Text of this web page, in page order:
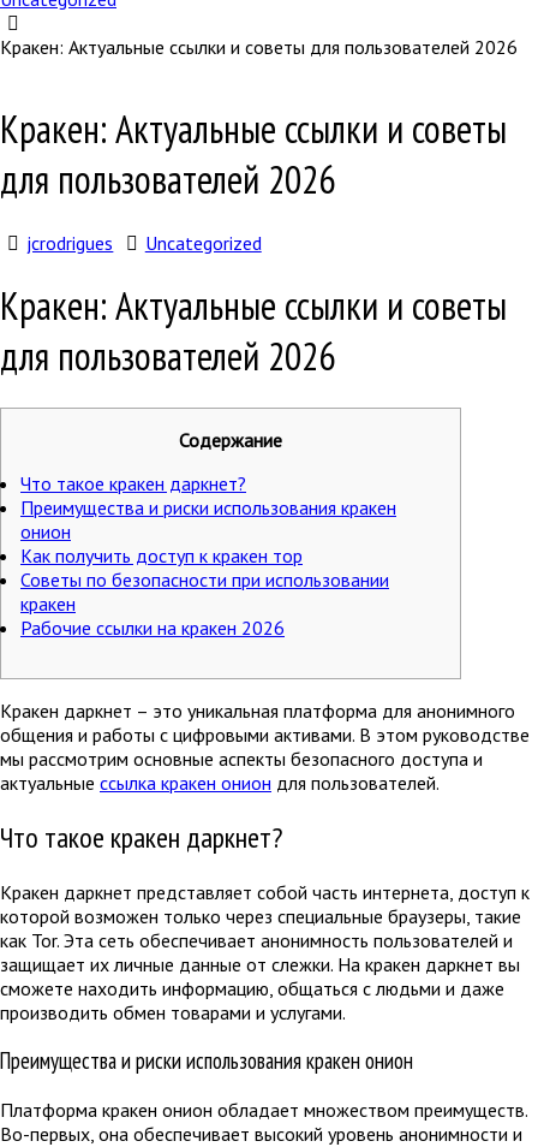
Кракен: Актуальные ссылки и советы для пользователей 2026
Кракен: Актуальные ссылки и советы
для пользователей 2026
jcrodrigues Uncategorized
Кракен: Актуальные ссылки и советы
для пользователей 2026
Содержание
Что такое кракен даркнет?
Преимущества и риски использования кракен
онион
Как получить доступ к кракен тор
Советы по безопасности при использовании
кракен
Рабочие ссылки на кракен 2026
Кракен даркнет – это уникальная платформа для анонимного
общения и работы с цифровыми активами. В этом руководстве
мы рассмотрим основные аспекты безопасного доступа и
актуальные ссылка кракен онион для пользователей.
Что такое кракен даркнет?
Кракен даркнет представляет собой часть интернета, доступ к
которой возможен только через специальные браузеры, такие
как Tor. Эта сеть обеспечивает анонимность пользователей и
защищает их личные данные от слежки. На кракен даркнет вы
сможете находить информацию, общаться с людьми и даже
производить обмен товарами и услугами.
Преимущества и риски использования кракен онион
Платформа кракен онион обладает множеством преимуществ.
Во-первых, она обеспечивает высокий уровень анонимности и